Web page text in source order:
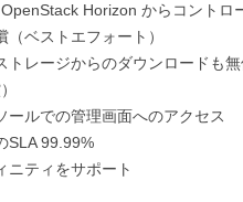
Horizon からコントロ
（ベストエフォート）
トレージからのダウンロードも無
ールでの管理画面へのアクセス
SLA 99.99%
ニティをサポート